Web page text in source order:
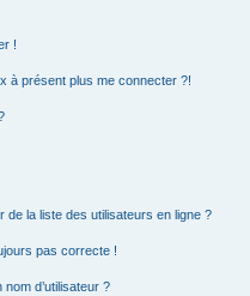
!
à présent plus me connecter ?!
de la liste des utilisateurs en ligne ?
pas correcte !
d’utilisateur ?